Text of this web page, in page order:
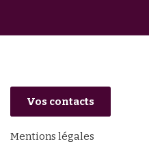
Vos contacts
Mentions légales